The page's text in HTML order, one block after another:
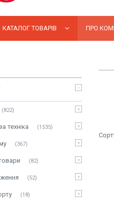
КАТАЛОГ ТОВАРІВ ПРО
822
техніка 1535
367
82
52
18